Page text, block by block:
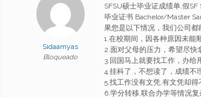
Sidaamyas
Bloqueado
SFSU硕士毕业证成绩单,假
毕业证书 Bachelor/Master
果您是以下情况，我们公司都
1.在校期间，因各种原因未能
2.面对父母的压力，希望尽
3.回国马上就要找工作，办给
4.挂科了，不想读了，成绩不
5.找工作没有文凭,有文凭却
6.学分转移,联合办学等情况复